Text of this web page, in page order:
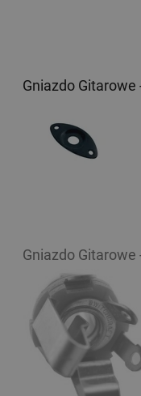
Gniazdo Gitarowe
Gniazdo Gitarowe